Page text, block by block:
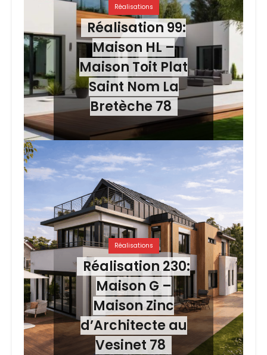
Réalisations
Réalisation 99:
Maison HL –
Maison Toit Plat
Saint Nom La
Bretèche 78
Réalisations
Réalisation 230:
Maison G –
Maison Zinc
d’Architecte au
Vesinet 78